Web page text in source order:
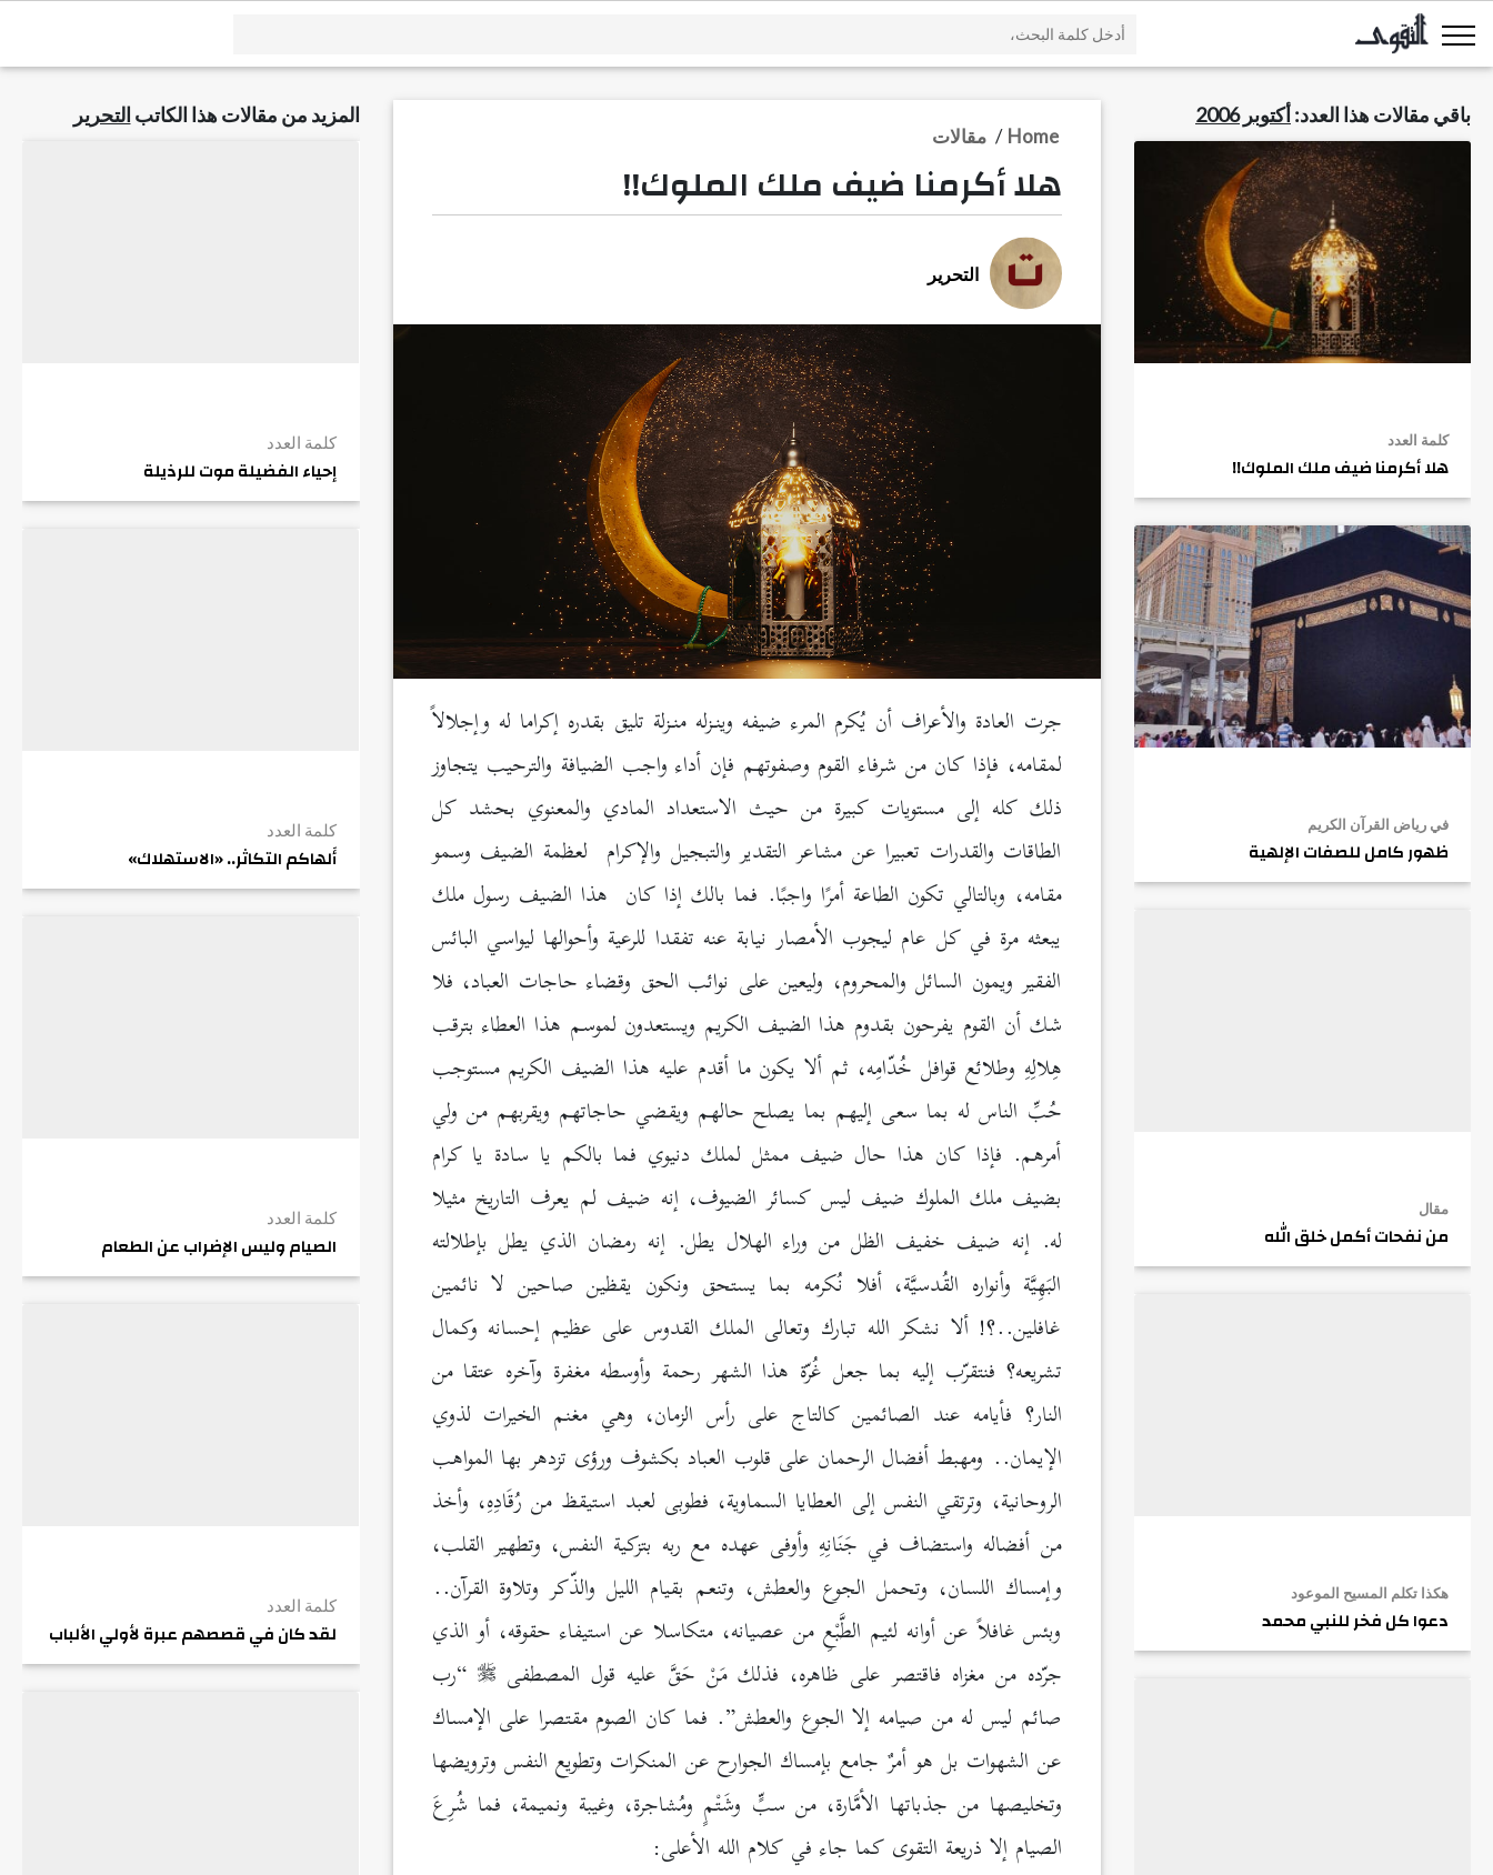
باقي مقالات هذا العدد:أكتوبر 2006
كلمة العدد
هلا أكرمنا ضيف ملك الملوك!!
في رياض القرآن الكريم
ظهور كامل للصفات الإلهية
مقال
من نفحات أكمل خلق الله
هكذا تكلم المسيح الموعود
دعوا كل فخر للنبي محمد
مقالات / Home
هلا أكرمنا ضيف ملك الملوك!!
التحرير
جرت العادة والأعراف أن يُكرم المرء ضيفه وينـزله منـزلة تليق بقدره إكراما له وإجلالاً
لمقامه، فإذا كان من شرفاء القوم وصفوتهم فإن أداء واجب الضيافة والترحيب يتجاوز
ذلك كله إلى مستويات كبيرة من حيث الاستعداد المادي والمعنوي بحشد كل
الطاقات والقدرات تعبيرا عن مشاعر التقدير والتبجيل والإكرام لعظمة الضيف وسمو
مقامه، وبالتالي تكون الطاعة أمرًا واجبًا. فما بالك إذا كان هذا الضيف رسول ملك
يبعثه مرة في كل عام ليجوب الأمصار نيابة عنه تفقدا للرعية وأحوالها ليواسي البائس
الفقير ويمون السائل والمحروم، وليعين على نوائب الحق وقضاء حاجات العباد، فلا
شك أن القوم يفرحون بقدوم هذا الضيف الكريم ويستعدون لموسم هذا العطاء بترقب
هِلالِهِ وطلائع قوافل خُدّامِه، ثم ألا يكون ما أقدم عليه هذا الضيف الكريم مستوجب
حُبِّ الناس له بما سعى إليهم بما يصلح حالهم ويقضي حاجاتهم ويقربهم من ولي
أمرهم. فإذا كان هذا حال ضيف ممثل لملك دنيوي فما بالكم يا سادة يا كرام
بضيف ملك الملوك ضيف ليس كسائر الضيوف، إنه ضيف لم يعرف التاريخ مثيلا
له. إنه ضيف خفيف الظل من وراء الهلال يطل. إنه رمضان الذي يطل بإطلالته
البَهِيَّة وأنواره القُدسيَّة، أفلا نُكرمه بما يستحق ونكون يقظين صاحين لا نائمين
غافلين..؟! ألا نشكر الله تبارك وتعالى الملك القدوس على عظيم إحسانه وكمال
تشريعه؟ فنتقرّب إليه بما جعل غُرّة هذا الشهر رحمة وأوسطه مغفرة وآخره عتقا من
النار؟ فأيامه عند الصائمين كالتاج على رأس الزمان، وهي مغنم الخيرات لذوي
الإيمان.. ومهبط أفضال الرحمان على قلوب العباد بكشوف ورؤى تزدهر بها المواهب
الروحانية، وترتقي النفس إلى العطايا السماوية، فطوبى لعبد استيقظ من رُقَادِهِ، وأخذ
من أفضاله واستضاف في جَنَانِهِ وأوفى عهده مع ربه بتزكية النفس، وتطهير القلب،
وإمساك اللسان، وتحمل الجوع والعطش، وتنعم بقيام الليل والذّكر وتلاوة القرآن..
وبئس غافلاً عن أوانه لئيم الطَّبْعِ من عصيانه، متكاسلا عن استيفاء حقوقه، أو الذي
جرّده من مغزاه فاقتصر على ظاهره، فذلك مَنْ حَقَّ عليه قول المصطفى “رب
صائم ليس له من صيامه إلا الجوع والعطش”. فما كان الصوم مقتصرا على الإمساك
عن الشهوات بل هو أمرٌ جامع بإمساك الجوارح عن المنكرات وتطويع النفس وترويضها
وتخليصها من جذباتها الأمَّارة، من سبٍّ وشَتْمٍ ومُشاجرة، وغيبة ونميمة، فما شُرِعَ
الصيام إلا ذريعة التقوى كما جاء في كلام الله الأعلى:
المزيد من مقالات هذا الكاتب التحرير
كلمة العدد
إحياء الفضيلة موت للرذيلة
كلمة العدد
أَلهاكم التكاثر.. «الاستهلاك»
كلمة العدد
الصيام وليس الإضراب عن الطعام
كلمة العدد
لقد كان في قصصهم عبرة لأولي الألباب